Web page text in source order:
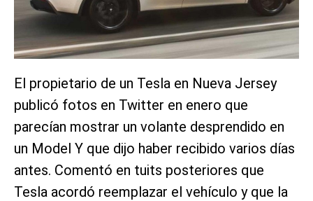
El propietario de un Tesla en Nueva Jersey
publicó fotos en Twitter en enero que
parecían mostrar un volante desprendido en
un Model Y que dijo haber recibido varios días
antes. Comentó en tuits posteriores que
Tesla acordó reemplazar el vehículo y que la